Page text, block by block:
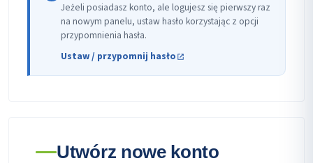
Jeżeli posiadasz konto, ale logujesz się pierwszy raz
na nowym panelu, ustaw hasło korzystając z opcji
przypomnienia hasła.
Ustaw / przypomnij hasło
Utwórz nowe konto